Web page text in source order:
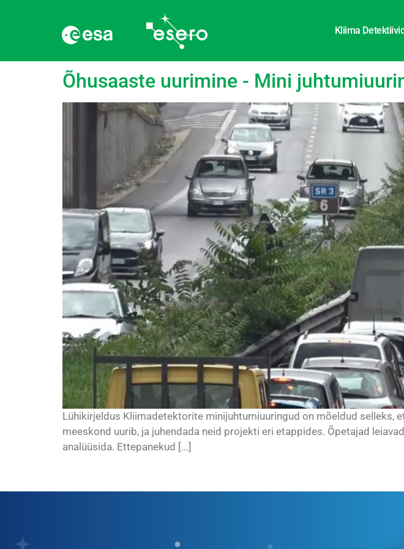
Kliima
Silt:Õhusaaste
Õhusaaste uurimine - Mini
Lühikirjeldus Kliimadetektorite minijuhtumiuuringud on mõeldud
meeskond uurib, ja juhendada neid projekti eri etappides. Õpetajad
analüüsida. Ettepanekud [...]